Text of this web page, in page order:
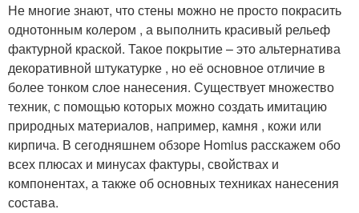
Не многие знают, что стены можно не просто покрасить
однотонным колером , а выполнить красивый рельеф
фактурной краской. Такое покрытие – это альтернатива
декоративной штукатурке , но её основное отличие в
более тонком слое нанесения. Существует множество
техник, с помощью которых можно создать имитацию
природных материалов, например, камня , кожи или
кирпича. В сегодняшнем обзоре Homius расскажем обо
всех плюсах и минусах фактуры, свойствах и
компонентах, а также об основных техниках нанесения
состава.